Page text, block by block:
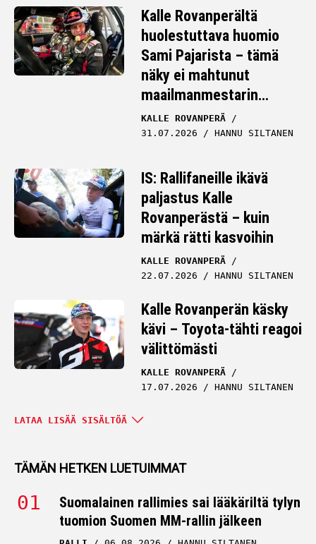
Kalle Rovanperältä
huolestuttava huomio
Sami Pajarista – tämä
näky ei mahtunut
maailmanmestarin
kalloon
KALLE ROVANPERÄ
31.07.2026
HANNU SILTANEN
IS: Rallifaneille ikävä
paljastus Kalle
Rovanperästä – kuin
märkä rätti kasvoihin
KALLE ROVANPERÄ
22.07.2026
HANNU SILTANEN
Kalle Rovanperän käsky
kävi – Toyota-tähti reagoi
välittömästi
KALLE ROVANPERÄ
17.07.2026
HANNU SILTANEN
Fanien suosikki pihalle
näin Ylen pomo
KALLE ROVANPERÄ
15.07.2026
HANNU SILTANEN
LATAA LISÄÄ SISÄLTÖÄ
TÄMÄN HETKEN LUETUIMMAT
Suomalainen rallimies sai lääkäriltä tylyn
tuomion Suomen MM-rallin jälkeen